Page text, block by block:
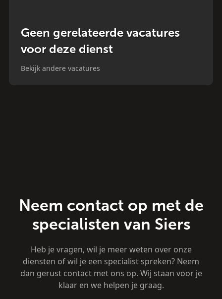
Geen gerelateerde vacatures
voor deze dienst
Bekijk andere vacatures
Neem contact op met de
specialisten van Siers
Heb je vragen, wil je meer weten over onze
diensten of wil je een specialist spreken? Neem
dan gerust contact met ons op. Wij staan voor je
klaar en we helpen je graag.